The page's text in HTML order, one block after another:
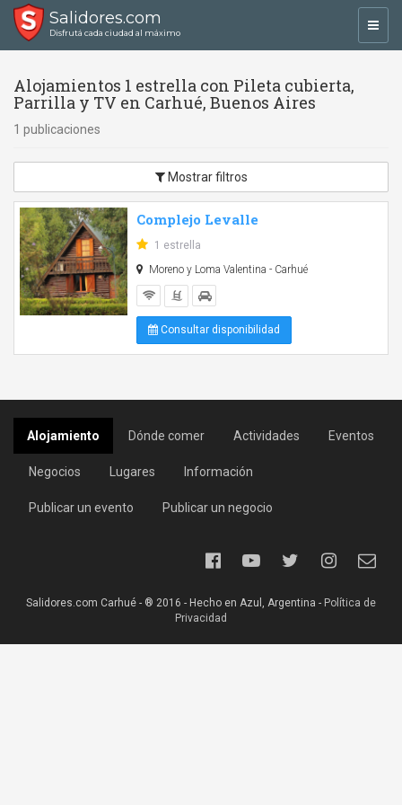
Salidores.com
Disfrutá cada ciudad al máximo
Alojamientos 1 estrella con Pileta cubierta,
Parrilla y TV en Carhué, Buenos Aires
1 publicaciones
Mostrar filtros
Complejo Levalle
1 estrella
Moreno y Loma Valentina - Carhué
Consultar disponibilidad
Alojamiento Dónde comer Actividades Eventos
Negocios Lugares Información
Publicar un evento Publicar un negocio
Salidores.com Carhué - ® 2016 - Hecho en Azul, Argentina - Política de
Privacidad